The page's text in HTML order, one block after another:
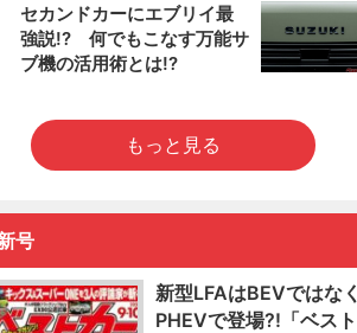
セカンドカーにエブリイ最
強説!? 何でもこなす万能サ
ブ機の活用術とは!?
もっと見る
号
新型LFAはBEVではなく
PHEVで登場?!「ベスト